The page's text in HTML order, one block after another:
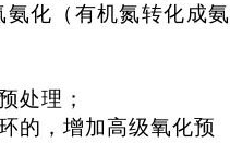
化（有机氮转化成氨
处理；
的，增加高级氧化预